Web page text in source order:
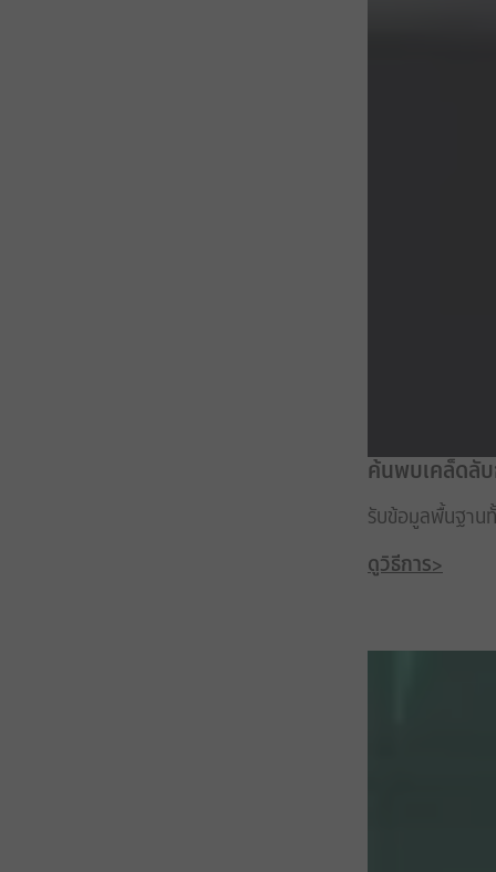
ค้นพบเคล็ดลั
รับข้อมูลพื้นฐาน
ดูวิธีการ>